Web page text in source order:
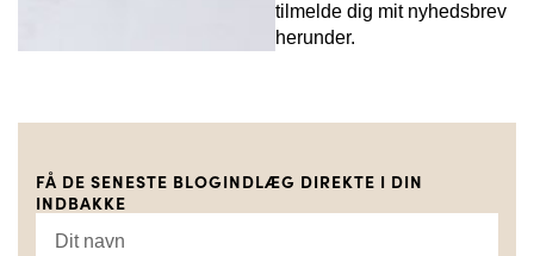
tilmelde dig mit nyhedsbrev
herunder.
FÅ DE SENESTE BLOGINDLÆG DIREKTE I DIN
INDBAKKE